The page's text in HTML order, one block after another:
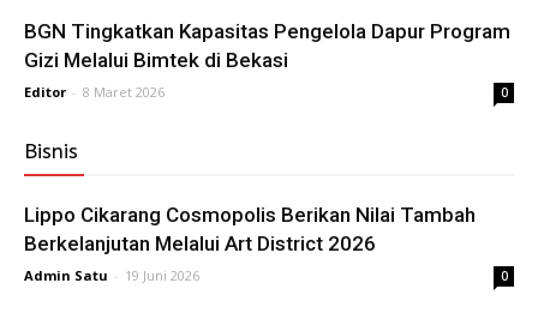
BGN Tingkatkan Kapasitas Pengelola Dapur Program
Gizi Melalui Bimtek di Bekasi
Editor - 8 Maret 2026 0
Bisnis
Lippo Cikarang Cosmopolis Berikan Nilai Tambah
Berkelanjutan Melalui Art District 2026
Admin Satu - 19 Juni 2026 0